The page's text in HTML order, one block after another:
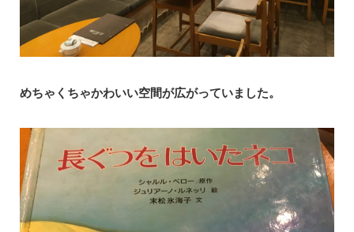
めちゃくちゃかわいい空間が広がっていました。